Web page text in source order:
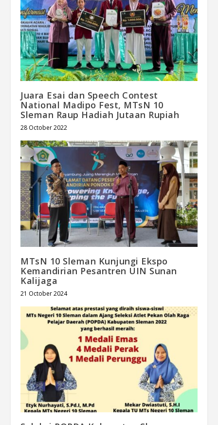
Juara Esai dan Speech Contest
National Madipo Fest, MTsN 10
Sleman Raup Hadiah Jutaan Rupiah
28 October 2022
MTsN 10 Sleman Kunjungi Ekspo
Kemandirian Pesantren UIN Sunan
Kalijaga
21 October 2024